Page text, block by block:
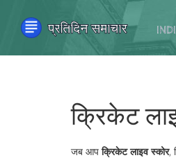
क्रिकेट
जब आपक्रिकेट लाइव स्कोर,